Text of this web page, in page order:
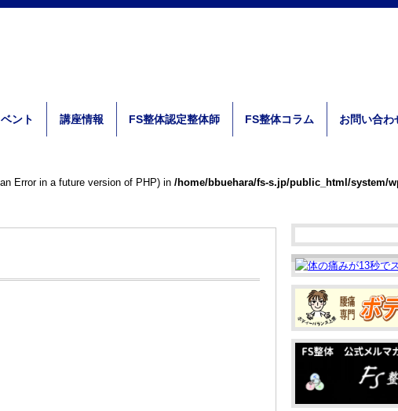
ント 講座情報 FS整体認定整体師 FS整体コラム お問い合わ
Error in a future version of PHP) in /home/bbuehara/fs-s.jp/public_html/system/